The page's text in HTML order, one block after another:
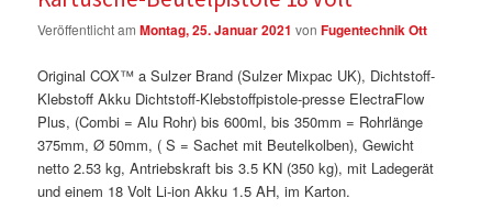
Veröffentlicht amMontag, 25. Januar 2021 vonFugentechnik Ott
Original COX™ a Sulzer Brand (Sulzer Mixpac UK), Dichtstoff-
Klebstoff Akku Dichtstoff-Klebstoffpistole-presse ElectraFlow
Plus, (Combi = Alu Rohr) bis 600ml, bis 350mm = Rohrlänge
375mm, Ø 50mm, ( S = Sachet mit Beutelkolben), Gewicht
netto 2.53 kg, Antriebskraft bis 3.5 KN (350 kg), mit Ladegerät
und einem 18 Volt Li-ion Akku 1.5 AH, im Karton.